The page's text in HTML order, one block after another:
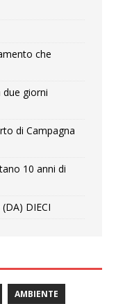
che
due giorni
di Campagna
10 anni di
DIECI
AMBIENTE